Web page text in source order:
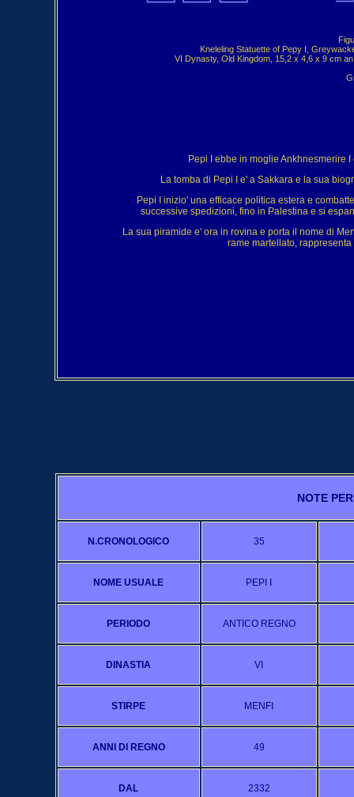
Kneleling Statuette of Pepy I,
VI Dynasty, Old Kingdom, 15,2 x 4,6 x 9 cm
Pepi I ebbe in moglie Ankhnesmerire
La tomba di Pepi I e' a Sakkara e la sua
Pepi I inizio' una efficace politica estera e
successive spedizioni, fino in Palestina e si
La sua piramide e' ora in rovina e porta il nome di
rame martellato,
NOTE
N.CRONOLOGICO 35
NOME USUALE PEPI I
PERIODO ANTICO REGNO
DINASTIA VI
STIRPE MENFI
ANNI DI REGNO 49
DAL 2332